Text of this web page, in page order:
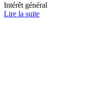
Intérêt général
Lire la suite